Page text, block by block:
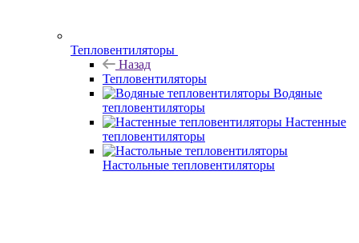
Тепловентиляторы
Назад
Тепловентиляторы
Водяные
тепловентиляторы
Настенные
тепловентиляторы
Настольные тепловентиляторы